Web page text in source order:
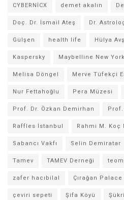
CYBERNİCX
demet akalın
Doç. Dr. İsmail Ateş
Dr.
Gülşen
health life Hülya
Kaspersky
Maybelline New York
Melisa Döngel
Merve Tüfekçi
Nur Fettahoğlu
Pera Müzesi
Prof. Dr. Özkan Demirhan
Prof.
Raffles İstanbul
Rahmi M. Koç
Sabancı Vakfı
Selin Demiratar
Tamev
TAMEV Derneği
zafer hacıbilal
Çırağan Palace
çeviri sepeti
Şifa Köyü